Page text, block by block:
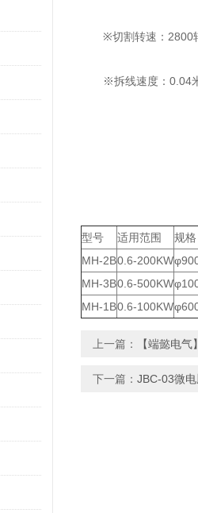
※切割转速：2800
※拆线速度：0.04
型号 适用范围
规格
MH-2B0.6-200KW
MH-3B0.6-500KW
MH-1B0.6-100KW
上一篇： 【端懿电
下一篇： JBC-03微